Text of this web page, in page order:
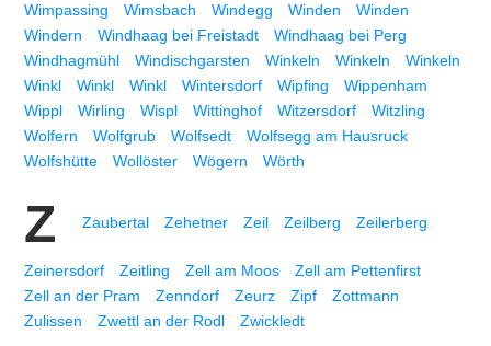
Wimpassing
Wimsbach Windegg Winden
Winden
Windern
Windhaag bei Freistadt
Windhaag bei Perg
Windhagmühl
Windischgarsten Winkeln Winkeln
Winkeln
Winkl
Winkl Winkl Wintersdorf Wipfing
Wippenham
Wippl
Wirling Wispl Wittinghof Witzersdorf
Witzling
Wolfern
Wolfgrub Wolfsedt
Wolfsegg am Hausruck
Wolfshütte
Wollöster Wögern Wörth
Z Zaubertal Zehetner Zeil Zeilberg Zeilerberg
Zeinersdorf Zeitling Zell am Moos
Zell am Pettenfirst
Zell an der Pram
Zenndorf Zeurz Zipf
Zottmann
Zulissen
Zwettl an der Rodl Zwickledt